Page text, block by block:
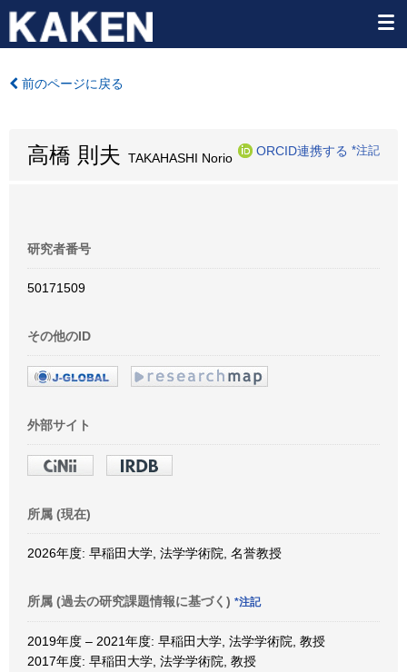
前のページに戻る
高橋 則夫 TAKAHASHI Norio
ORCID連携する *注記
研究者番号
50171509
その他のID
外部サイト
所属 (現在)
2026年度: 早稲田大学, 法学学術院, 名誉教授
所属 (過去の研究課題情報に基づく) *注記
2019年度 – 2021年度: 早稲田大学, 法学学術院, 教授
2017年度: 早稲田大学, 法学学術院, 教授